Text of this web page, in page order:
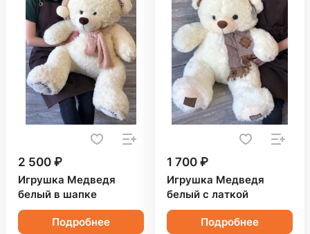
2 500 ₽
Игрушка Медведя
белый в шапке
Подробнее
1 700 ₽
Игрушка Медведя
белый с латкой
Подробнее